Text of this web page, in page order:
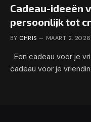
Cadeau-ideeën
persoonlijk tot
BY CHRIS MAART 2, 2026
Een cadeau voor je
cadeau voor je